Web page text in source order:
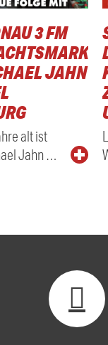
3 FM
JAHN
alt ist
Jahn …